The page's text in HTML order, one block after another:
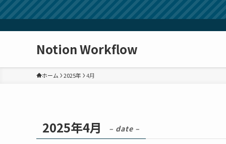
Notion Workflow
ホーム 2025年 4月
2025年4月 – date –